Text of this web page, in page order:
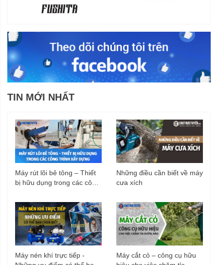
TIN MỚI NHẤT
Máy rút lõi bê tông – Thiết
bị hữu dụng trong các công
Những điều cần biết về máy
cưa xích
Máy nén khí trực tiếp -
Máy cắt cỏ – công cụ hữu